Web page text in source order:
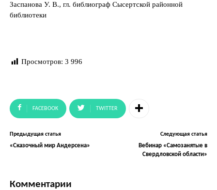
Заспанова У. В., гл. библиограф Сысертской районной
библиотеки
Просмотров: 3 996
FACEBOOK TWITTER
Предыдущая статья
«Сказочный мир Андерсена»
Следующая статья
Вебинар «Самозанятые в
Свердловской области»
Комментарии